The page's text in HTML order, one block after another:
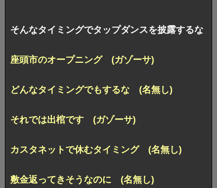
そんなタイミングでタップダンスを披露するな
座頭市のオープニング (ガゾーサ)
どんなタイミングでもするな (名無し)
それでは出棺です (ガゾーサ)
カスタネットで休むタイミング (名無し)
敷金返ってきそうなのに (名無し)